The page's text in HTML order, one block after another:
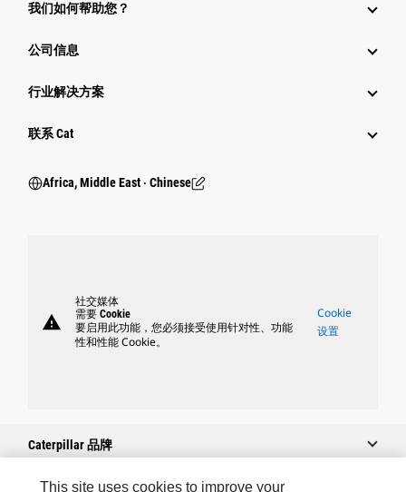
我们如何帮助您？
公司信息
行业解决方案
行业
联系 Cat
Africa, Middle East ‧ Chinese
warning
社交媒体
需要 Cookie
要启用此功能，您必须接受使用针对性、功能
性和性能 Cookie。
Cookie
设置
Caterpillar 品牌
This site uses cookies to improve your